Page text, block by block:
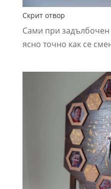
Скрит отвор
Сами при задълбочен
ясно точно как се